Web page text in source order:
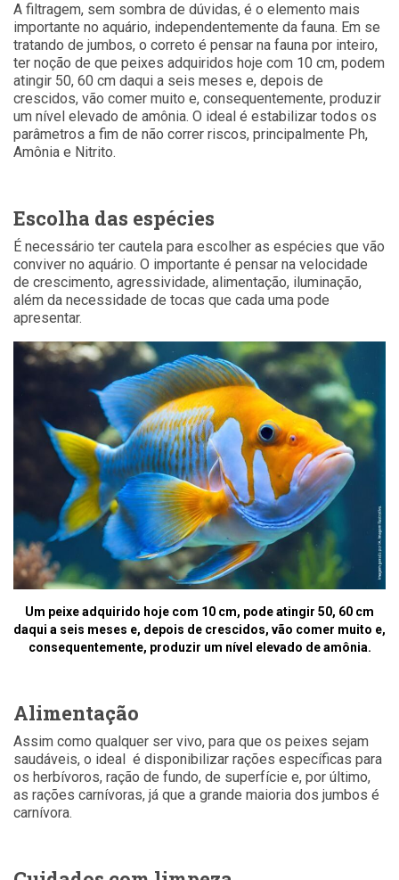
A filtragem, sem sombra de dúvidas, é o elemento mais
importante no aquário, independentemente da fauna. Em se
tratando de jumbos, o correto é pensar na fauna por inteiro,
ter noção de que peixes adquiridos hoje com 10 cm, podem
atingir 50, 60 cm daqui a seis meses e, depois de
crescidos, vão comer muito e, consequentemente, produzir
um nível elevado de amônia. O ideal é estabilizar todos os
parâmetros a fim de não correr riscos, principalmente Ph,
Amônia e Nitrito.
Escolha das espécies
É necessário ter cautela para escolher as espécies que vão
conviver no aquário. O importante é pensar na velocidade
de crescimento, agressividade, alimentação, iluminação,
além da necessidade de tocas que cada uma pode
apresentar.
Um peixe adquirido hoje com 10 cm, pode atingir 50, 60 cm
daqui a seis meses e, depois de crescidos, vão comer muito e,
consequentemente, produzir um nível elevado de amônia.
Alimentação
Assim como qualquer ser vivo, para que os peixes sejam
saudáveis, o ideal é disponibilizar rações específicas para
os herbívoros, ração de fundo, de superfície e, por último,
as rações carnívoras, já que a grande maioria dos jumbos é
carnívora.